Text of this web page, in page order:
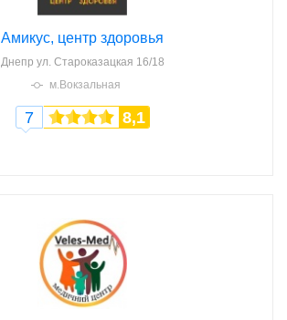
Амикус, центр здоровья
Днепр ул. Староказацкая 16/18
м.Вокзальная
7 8,1